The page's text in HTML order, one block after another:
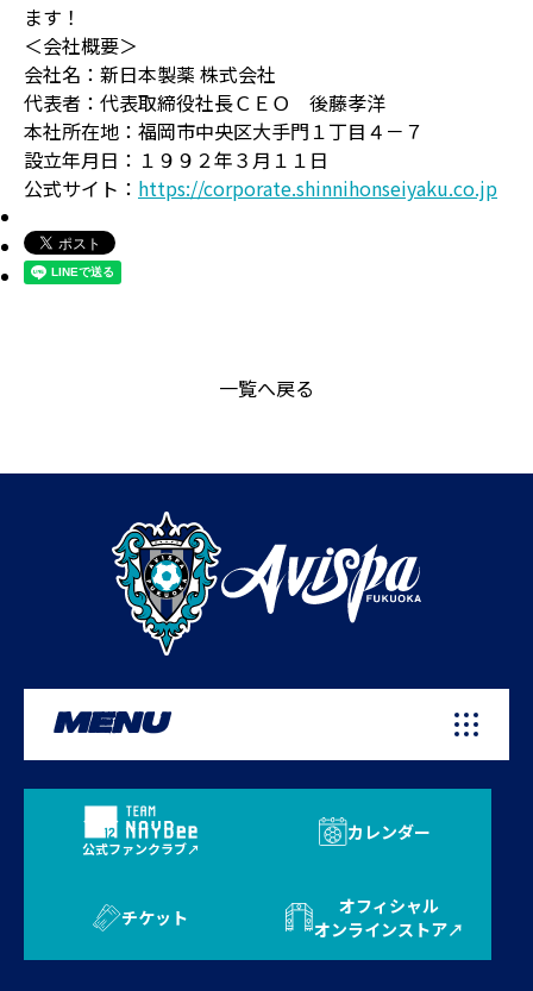
ます！
＜会社概要＞
会社名：新日本製薬 株式会社
代表者：代表取締役社長ＣＥＯ 後藤孝洋
本社所在地：福岡市中央区大手門１丁目４－７
設立年月日：１９９２年３月１１日
公式サイト： https://corporate.shinnihonseiyaku.co.jp
一覧へ戻る
MENU
公式ファンクラブ
カレンダー
チケット
オフィシャル
オンラインストア